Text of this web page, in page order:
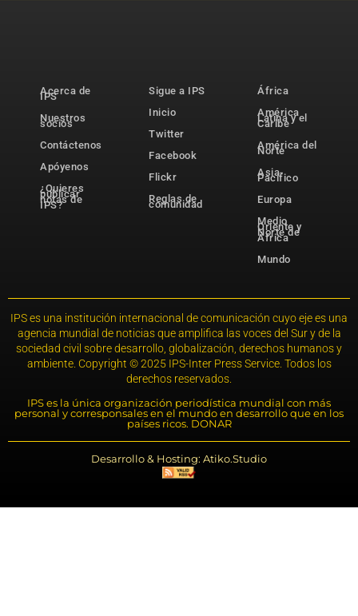
Acerca de
IPS
Nuestros
socios
Contáctenos
Apóyenos
¿Quieres
publicar
notas de
IPS?
Sigue a IPS
Inicio
Twitter
Facebook
Flickr
Reglas de
comunidad
África
América
Latina y el
Caribe
América del
Norte
Asia-
Pacífico
Europa
Medio
Oriente y
Norte de
África
Mundo
IPS es una institución internacional de comunicación cuyo eje es una
agencia mundial de noticias que amplifica las voces del Sur y de la
sociedad civil sobre desarrollo, globalización, derechos humanos y
ambiente. Copyright © 2025 IPS-Inter Press Service. Todos los
derechos reservados.
IPS es la única organización periodística mundial con más
personal y corresponsales en el mundo en desarrollo que en los
países ricos. DONAR
Desarrollo & Hosting: Atiko.Studio